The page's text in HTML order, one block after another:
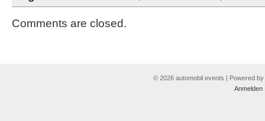
Comments are closed.
© 2026 automobil events | Powered by
Anmelden|